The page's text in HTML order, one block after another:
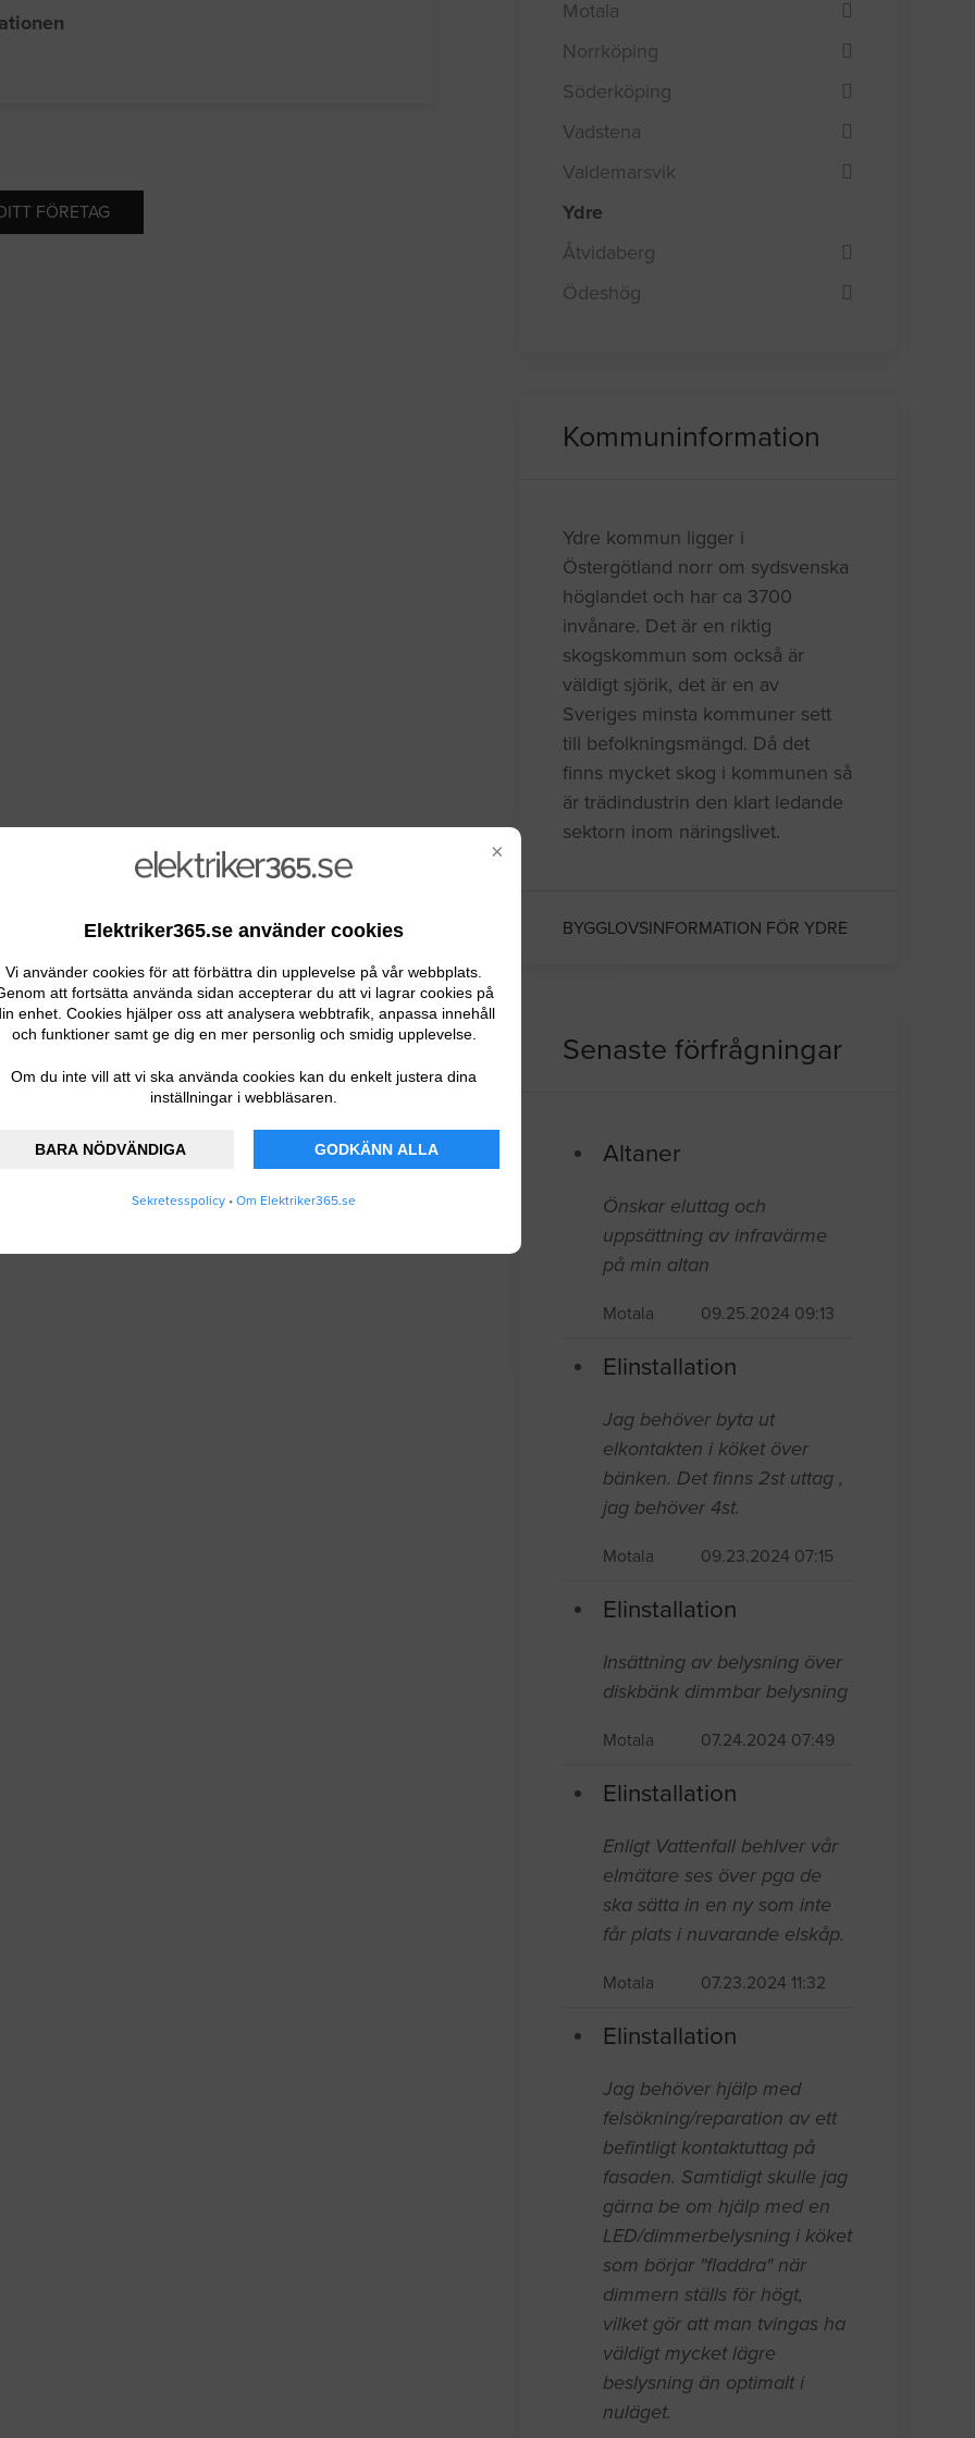
×
Elektriker365.se använder cookies
Vi använder cookies för att förbättra din upplevelse på vår webbplats.
att fortsätta använda sidan accepterar du att vi lagrar cookies på
enhet. Cookies hjälper oss att analysera webbtrafik, anpassa innehåll
och funktioner samt ge dig en mer personlig och smidig upplevelse.
Om du inte vill att vi ska använda cookies kan du enkelt justera dina
inställningar i webbläsaren.
BARA NÖDVÄNDIGA GODKÄNN ALLA
Sekretesspolicy • Om Elektriker365.se
FÖRETAG
Motala
Norrköping
Söderköping
Vadstena
Valdemarsvik
Ydre
Åtvidaberg
Ödeshög
Kommuninformation
Ydre kommun ligger i
Östergötland norr om sydsvenska
höglandet och har ca 3700
invånare. Det är en riktig
skogskommun som också är
väldigt sjörik, det är en av
Sveriges minsta kommuner sett
till befolkningsmängd. Då det
finns mycket skog i kommunen så
är trädindustrin den klart ledande
sektorn inom näringslivet.
BYGGLOVSINFORMATION FÖR YDRE
Senaste förfrågningar
Altaner
Önskar eluttag och
uppsättning av infravärme
på min altan
Motala 09.25.2024 09:13
Elinstallation
Jag behöver byta ut
elkontakten i köket över
bänken. Det finns 2st uttag ,
jag behöver 4st.
Motala 09.23.2024 07:15
Elinstallation
Insättning av belysning över
diskbänk dimmbar belysning
Motala 07.24.2024 07:49
Elinstallation
Enligt Vattenfall behlver vår
elmätare ses över pga de
ska sätta in en ny som inte
får plats i nuvarande elskåp.
Motala 07.23.2024 11:32
Elinstallation
Jag behöver hjälp med
felsökning/reparation av ett
befintligt kontaktuttag på
fasaden. Samtidigt skulle jag
gärna be om hjälp med en
LED/dimmerbelysning i köket
som börjar "fladdra" när
dimmern ställs för högt,
vilket gör att man tvingas ha
väldigt mycket lägre
beslysning än optimalt i
nuläget.